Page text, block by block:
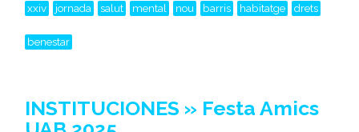
xxiv jornada salut mental nou barris habitatge drets
benestar
INSTITUCIONES » Festa Amics